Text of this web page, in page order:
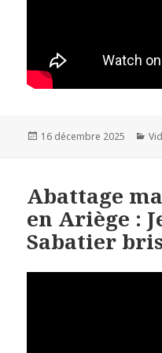
Publié
16 décembre 2025
Abattage
en Ariège :
Sabatier